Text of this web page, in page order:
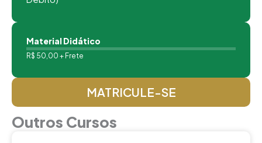
Material Didático
R$ 50,00 + Frete
MATRICULE-SE
Outros Cursos